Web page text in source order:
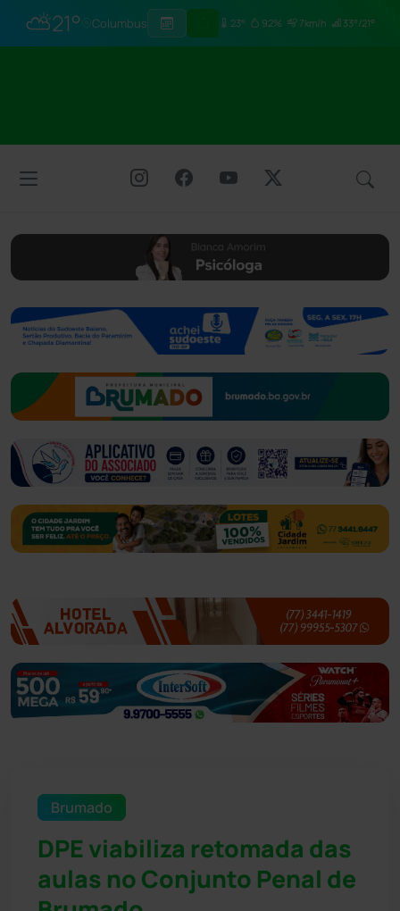
⛅21° Columbus 23° 92% 7km/h 33°/21°
Brumado
DPE viabiliza retomada das
aulas no Conjunto Penal de